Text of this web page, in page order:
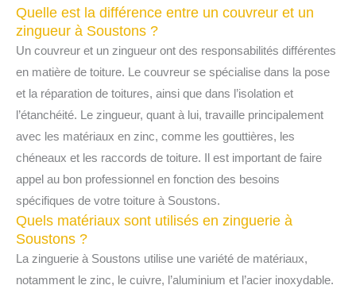
Quelle est la différence entre un couvreur et un
zingueur à Soustons ?
Un couvreur et un zingueur ont des responsabilités différentes
en matière de toiture. Le couvreur se spécialise dans la pose
et la réparation de toitures, ainsi que dans l’isolation et
l’étanchéité. Le zingueur, quant à lui, travaille principalement
avec les matériaux en zinc, comme les gouttières, les
chéneaux et les raccords de toiture. Il est important de faire
appel au bon professionnel en fonction des besoins
spécifiques de votre toiture à Soustons.
Quels matériaux sont utilisés en zinguerie à
Soustons ?
La zinguerie à Soustons utilise une variété de matériaux,
notamment le zinc, le cuivre, l’aluminium et l’acier inoxydable.